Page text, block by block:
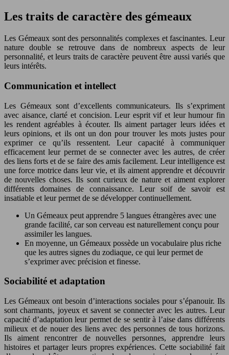
Les traits de caractère des gémeaux
Les Gémeaux sont des personnalités complexes et fascinantes. Leur
nature double se retrouve dans de nombreux aspects de leur
personnalité, et leurs traits de caractère peuvent être aussi variés que
leurs intérêts.
Communication et intellect
Les Gémeaux sont d’excellents communicateurs. Ils s’expriment
avec aisance, clarté et concision. Leur esprit vif et leur humour fin
les rendent agréables à écouter. Ils aiment partager leurs idées et
leurs opinions, et ils ont un don pour trouver les mots justes pour
exprimer ce qu’ils ressentent. Leur capacité à communiquer
efficacement leur permet de se connecter avec les autres, de créer
des liens forts et de se faire des amis facilement. Leur intelligence est
une force motrice dans leur vie, et ils aiment apprendre et découvrir
de nouvelles choses. Ils sont curieux de nature et aiment explorer
différents domaines de connaissance. Leur soif de savoir est
insatiable et leur permet de se développer continuellement.
Un Gémeaux peut apprendre 5 langues étrangères avec une
grande facilité, car son cerveau est naturellement conçu pour
assimiler les langues.
En moyenne, un Gémeaux possède un vocabulaire plus riche
que les autres signes du zodiaque, ce qui leur permet de
s’exprimer avec précision et finesse.
Sociabilité et adaptation
Les Gémeaux ont besoin d’interactions sociales pour s’épanouir. Ils
sont charmants, joyeux et savent se connecter avec les autres. Leur
capacité d’adaptation leur permet de se sentir à l’aise dans différents
milieux et de nouer des liens avec des personnes de tous horizons.
Ils aiment rencontrer de nouvelles personnes, apprendre leurs
histoires et partager leurs propres expériences. Cette sociabilité fait